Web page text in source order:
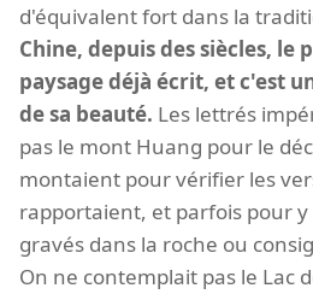
d'équivalent fort dans la
Chine, depuis des siècles, le
paysage déjà écrit, et c'est
de sa beauté. Les lettrés
pas le mont Huang pour le
montaient pour vérifier les
rapportaient, et parfois pour y
gravés dans la roche ou
On ne contemplait pas le Lac